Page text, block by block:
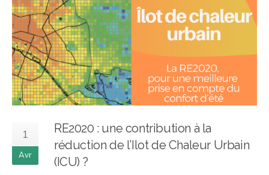
1
Avr
RE2020 : une contribution à la
réduction de l’Ilot de Chaleur Urbain
(ICU) ?